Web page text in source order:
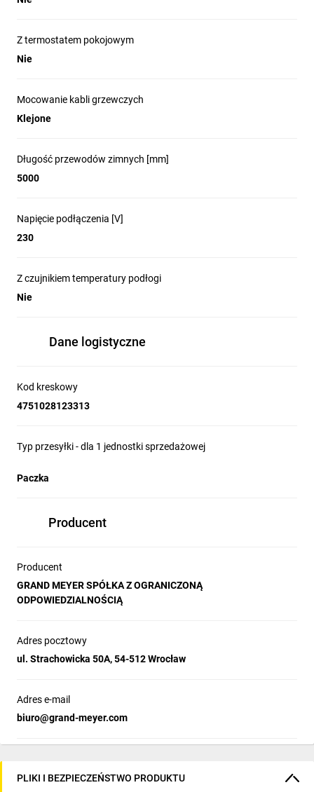
Klasa wytrzymałości mechanicznej zgodnie z IEC-
60800.....................
Możliwość montażu w
Możliwość montażu w
asfalcie...........................................................Tak
Zewnętrzna średnica
Długość przewodu
zasilającego..........................................................5 m
......................................................brązowy– faza(L),
żółto-zielony–
Z termostatem pokojowym
Nie
Mocowanie kabli grzewczych
Klejone
Długość przewodów zimnych [mm]
5000
Napięcie podłączenia [V]
230
Z czujnikiem temperatury podłogi
Nie
Dane logistyczne
Kod kreskowy
4751028123313
Typ przesyłki - dla 1 jednostki sprzedażowej
Paczka
Producent
Producent
GRAND MEYER SPÓŁKA Z OGRANICZONĄ
ODPOWIEDZIALNOŚCIĄ
Adres pocztowy
ul. Strachowicka 50A, 54-512 Wrocław
Adres e-mail
biuro@grand-meyer.com
PLIKI I BEZPIECZEŃSTWO PRODUKTU